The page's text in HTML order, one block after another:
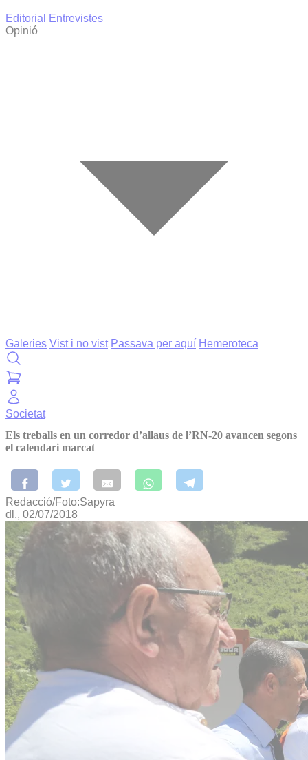
Editorial
Entrevistes
Opinió
Galeries Vist i no vist Passava per aquí Hemeroteca
Societat
Els treballs en un corredor d’allaus de l’RN-20 avancen segons
el calendari marcat
Redacció/Foto:Sapyra
dl., 02/07/2018